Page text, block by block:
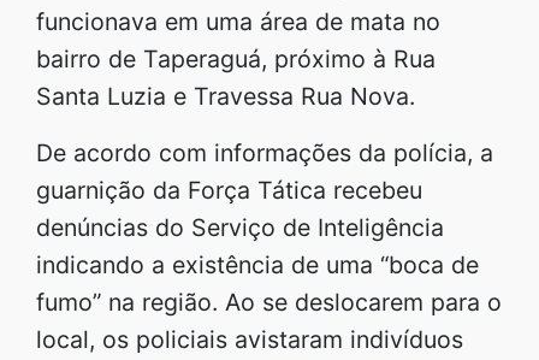
funcionava em uma área de mata no
bairro de Taperaguá, próximo à Rua
Santa Luzia e Travessa Rua Nova.
De acordo com informações da polícia, a
guarnição da Força Tática recebeu
denúncias do Serviço de Inteligência
indicando a existência de uma “boca de
fumo” na região. Ao se deslocarem para o
local, os policiais avistaram indivíduos